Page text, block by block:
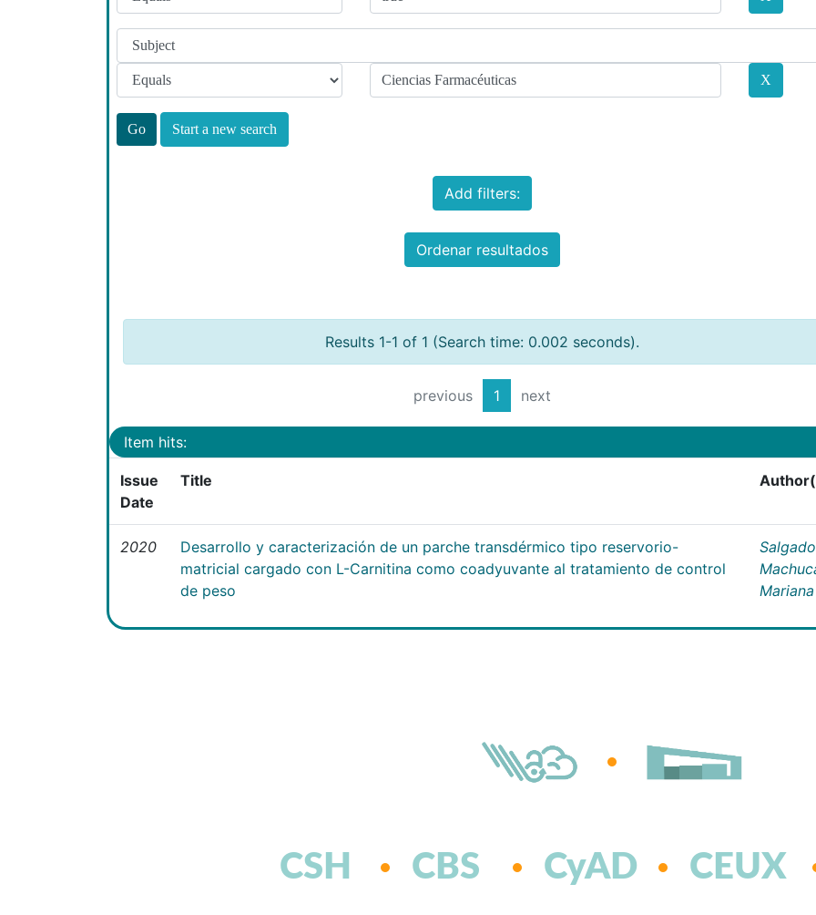
Start a new search
Add filters:
Ordenar resultados
Results 1-1 of 1 (Search time: 0.002 seconds).
previous 1 next
Item hits:
Issue
Date
Title
2020
Desarrollo y caracterización de un parche transdérmico tipo reservorio-
matricial cargado con L-Carnitina como coadyuvante al tratamiento de control
de peso
Salgado
Mariana
CSH CBS CyAD CEUX